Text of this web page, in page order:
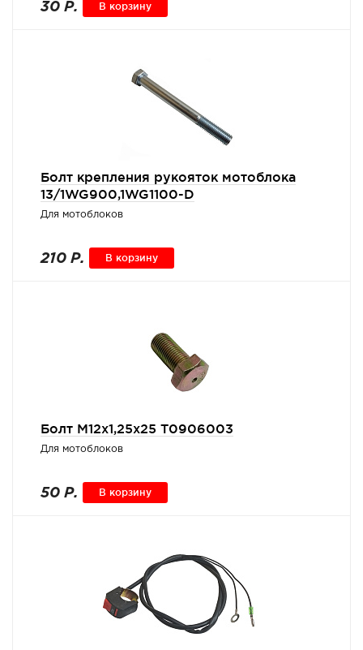
30 Р. В корзину
Болт крепления рукояток мотоблока
13/1WG900,1WG1100-D
Для мотоблоков
210 Р. В корзину
Болт М12x1,25x25 Т0906003
Для мотоблоков
50 Р. В корзину